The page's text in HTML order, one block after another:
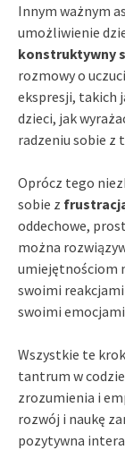
Innym ważnym
umożliwienie
konstruktywny
rozmowy o
ekspresji, takich
dzieci, jak
radzeniu sobie z
Oprócz tego
sobie z
oddechowe,
można
umiejętnościom
swoimi
swoimi
Wszystkie te
tantrum w
zrozumienia i
rozwój i naukę
pozytywna